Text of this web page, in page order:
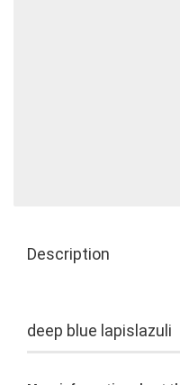
Description
deep blue lapislazuli